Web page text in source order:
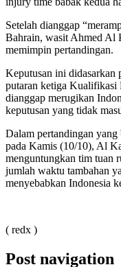
Setelah dianggap
Bahrain, wasit Ahmed Al
memimpin pertandingan.
Keputusan ini didasarkan
putaran ketiga
dianggap merugikan
keputusan yang tidak
Dalam pertandingan
pada Kamis (10/10), Al
menguntungkan tim tuan
jumlah waktu tambahan
menyebabkan Indonesia
( redx )
Post navigation